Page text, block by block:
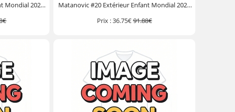
Mondial 2026
Matanovic #20 Extérieur Enfant Mondial 2026
Prix :36.75€91.88€